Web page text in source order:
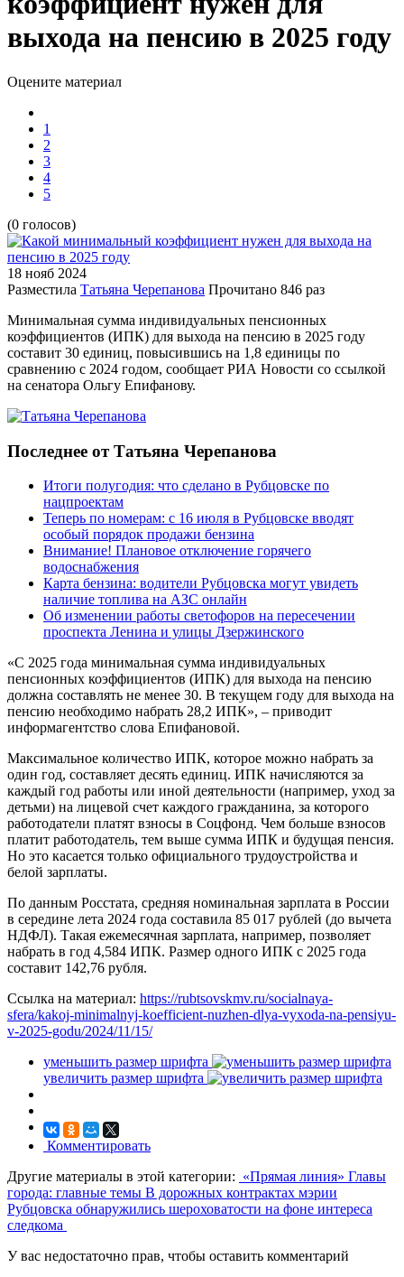
выхода на пенсию в 2025 году
Оцените материал
1
2
3
4
5
(0 голосов)
18 нояб 2024
Разместила Татьяна Черепанова Прочитано 846 раз
Минимальная сумма индивидуальных пенсионных
коэффициентов (ИПК) для выхода на пенсию в 2025 году
составит 30 единиц, повысившись на 1,8 единицы по
сравнению с 2024 годом, сообщает РИА Новости со ссылкой
на сенатора Ольгу Епифанову.
Последнее от Татьяна Черепанова
Итоги полугодия: что сделано в Рубцовске по
нацпроектам
Теперь по номерам: с 16 июля в Рубцовске вводят
особый порядок продажи бензина
Внимание! Плановое отключение горячего
водоснабжения
Карта бензина: водители Рубцовска могут увидеть
наличие топлива на АЗС онлайн
Об изменении работы светофоров на пересечении
проспекта Ленина и улицы Дзержинского
«С 2025 года минимальная сумма индивидуальных
пенсионных коэффициентов (ИПК) для выхода на пенсию
должна составлять не менее 30. В текущем году для выхода на
пенсию необходимо набрать 28,2 ИПК», – приводит
информагентство слова Епифановой.
Максимальное количество ИПК, которое можно набрать за
один год, составляет десять единиц. ИПК начисляются за
каждый год работы или иной деятельности (например, уход за
детьми) на лицевой счет каждого гражданина, за которого
работодатели платят взносы в Соцфонд. Чем больше взносов
платит работодатель, тем выше сумма ИПК и будущая пенсия.
Но это касается только официального трудоустройства и
белой зарплаты.
По данным Росстата, средняя номинальная зарплата в России
в середине лета 2024 года составила 85 017 рублей (до вычета
НДФЛ). Такая ежемесячная зарплата, например, позволяет
набрать в год 4,584 ИПК. Размер одного ИПК с 2025 года
составит 142,76 рубля.
Ссылка на материал: https://rubtsovskmv.ru/socialnaya-
sfera/kakoj-minimalnyj-koefficient-nuzhen-dlya-vyxoda-na-pensiyu-
v-2025-godu/2024/11/15/
уменьшить размер шрифта
увеличить размер шрифта
Комментировать
Другие материалы в этой категории: «Прямая линия» Главы
города: главные темы В дорожных контрактах мэрии
Рубцовска обнаружились шероховатости на фоне интереса
следкома
У вас недостаточно прав, чтобы оставить комментарий